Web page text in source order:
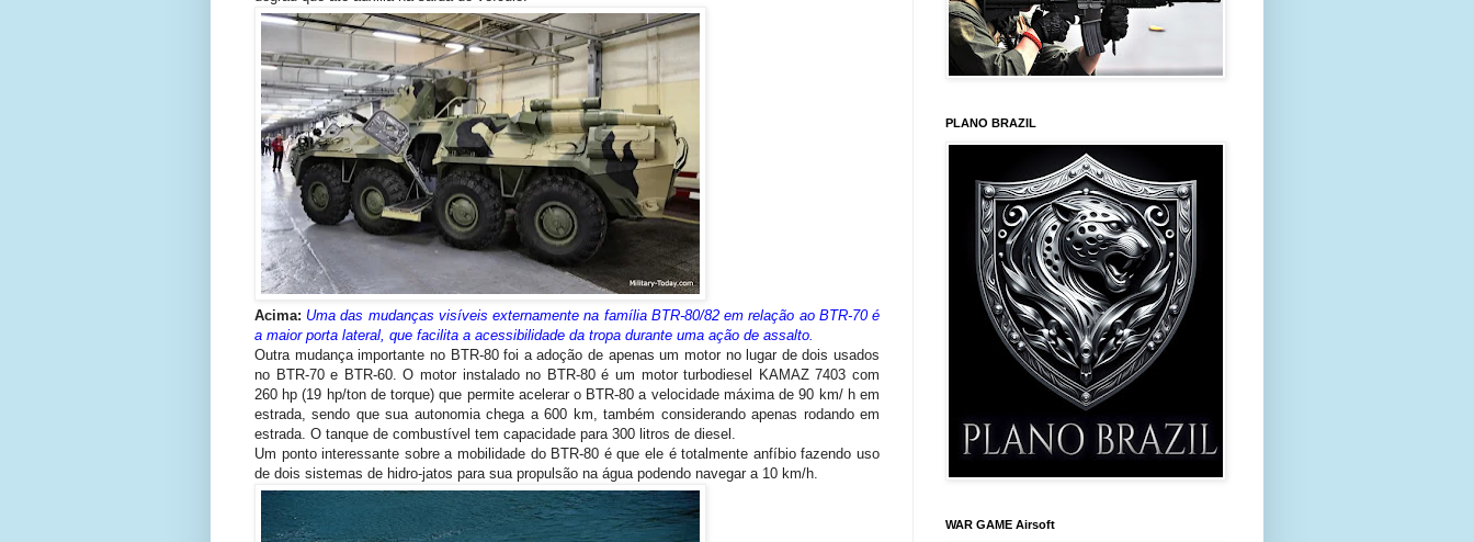
Acima: Uma das mudanças visíveis externamente na família BTR-80/82 em relação ao BTR-70 é
a maior porta lateral, que facilita a acessibilidade da tropa durante uma ação de assalto.
Outra mudança importante no BTR-80 foi a adoção de apenas um motor no lugar de dois usados
no BTR-70 e BTR-60. O motor instalado no BTR-80 é um motor turbodiesel KAMAZ 7403 com
260 hp (19 hp/ton de torque) que permite acelerar o BTR-80 a velocidade máxima de 90 km/ h em
estrada, sendo que sua autonomia chega a 600 km, também considerando apenas rodando em
estrada. O tanque de combustível tem capacidade para 300 litros de diesel.
Um ponto interessante sobre a mobilidade do BTR-80 é que ele é totalmente anfíbio fazendo uso
de dois sistemas de hidro-jatos para sua propulsão na água podendo navegar a 10 km/h.
PLANO BRAZIL
WAR GAME Airsoft